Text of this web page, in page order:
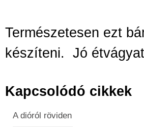
Természetesen ezt
készíteni.
Jó
Kapcsolódó cikkek
A dióról röviden